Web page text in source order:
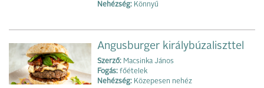
Nehézség: Könnyű
Angusburger királybúzaliszttel
Szerző: Macsinka János
Fogás: főételek
Nehézség: Közepesen nehéz